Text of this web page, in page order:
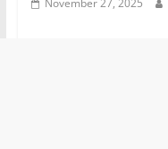
November 27, 2025